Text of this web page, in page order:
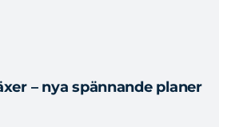
– nya spännande planer